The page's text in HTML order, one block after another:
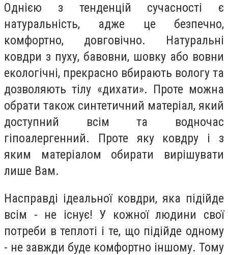
Однією з тенденцій сучасності є
натуральність, адже це безпечно,
комфортно, довговічно. Натуральні
ковдри з пуху, бавовни, шовку або вовни
екологічні, прекрасно вбирають вологу та
дозволяють тілу «дихати». Проте можна
обрати також синтетичний матеріал, який
доступний всім та водночас
гіпоалергенний. Проте яку ковдру і з
яким матеріалом обирати вирішувати
лише Вам.
Насправді ідеальної ковдри, яка підійде
всім - не існує! У кожної людини свої
потреби в теплоті і те, що підійде одному
- не завжди буде комфортно іншому. Тому